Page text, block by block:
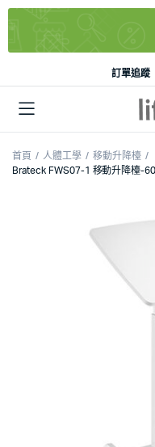
訂單追蹤
首頁 人體工學
移動升降檯
Brateck FWS07-1 移動升降檯-